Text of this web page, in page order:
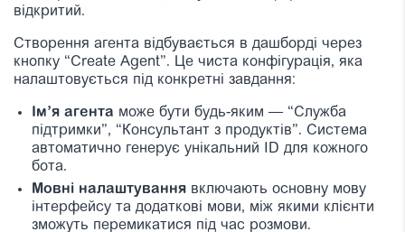
відкритий.
Створення агента відбувається в дашборді через
кнопку “Create Agent”. Це чиста конфігурація, яка
налаштовується під конкретні завдання:
Ім’я агента може бути будь-яким — “Служба
підтримки”, “Консультант з продуктів”. Система
автоматично генерує унікальний ID для кожного
бота.
Мовні налаштування включають основну мову
інтерфейсу та додаткові мови, між якими клієнти
зможуть перемикатися під час розмови.